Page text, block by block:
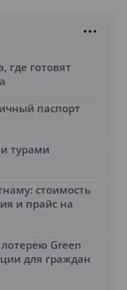
где готовят
паспорт
турами
стоимость
и прайс на
Green
для граждан